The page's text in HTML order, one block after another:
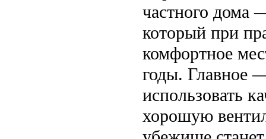
частного дома
который при
комфортное
годы. Главное
использовать
хорошую